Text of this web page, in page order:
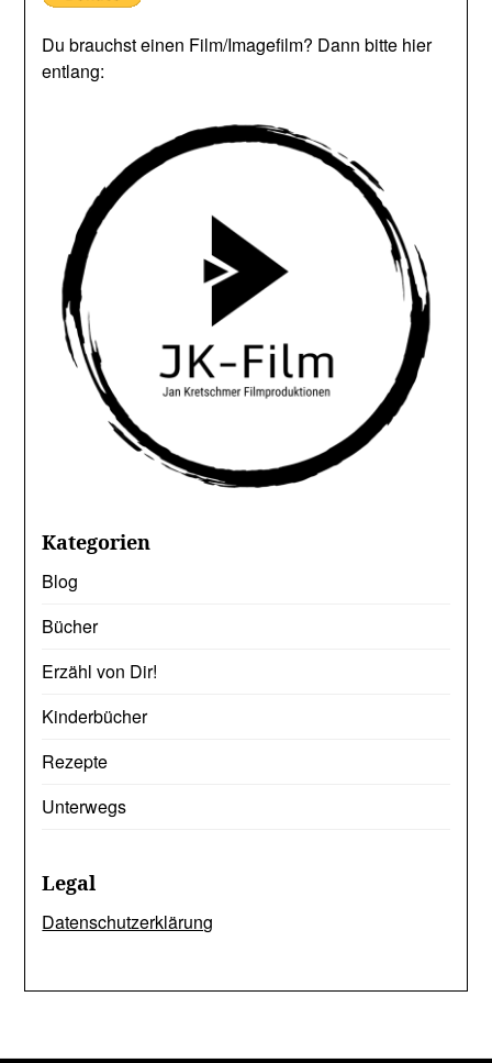
Du brauchst einen Film/Imagefilm? Dann bitte hier
entlang:
Kategorien
Blog
Bücher
Erzähl von Dir!
Kinderbücher
Rezepte
Unterwegs
Legal
Datenschutzerklärung